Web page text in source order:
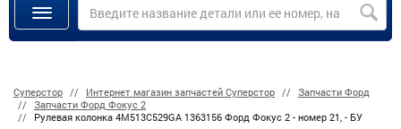
Суперстор Интернет магазин запчастей Суперстор
Запчасти Форд
Запчасти Форд Фокус 2
Рулевая колонка 4M513C529GA 1363156 Форд Фокус 2 - номер 21, - БУ